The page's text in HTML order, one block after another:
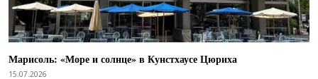
Марисоль: «Море и солнце» в Кунстхаусе Цюриха
15.07.2026